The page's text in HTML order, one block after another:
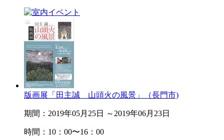
版画展「田主誠 山頭火の風景」（長門市)
期間：2019年05月25日 ～2019年06月23日
時間：10：00〜16：00